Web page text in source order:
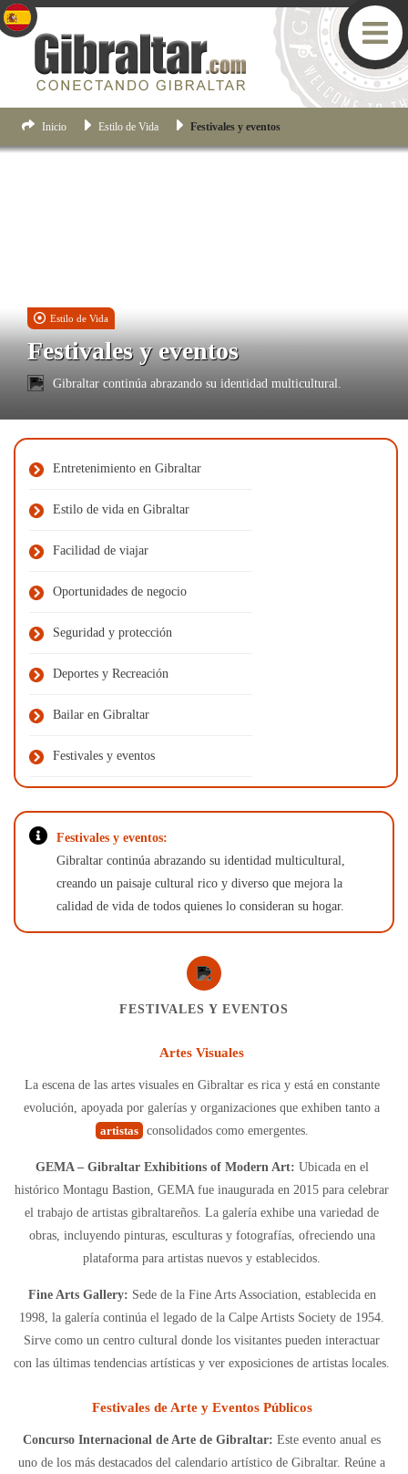
Inicio Estilo de Vida Festivales y eventos
Estilo de Vida
Festivales y eventos
Gibraltar continúa abrazando su identidad multicultural.
Entretenimiento en Gibraltar
Estilo de vida en Gibraltar
Facilidad de viajar
Oportunidades de negocio
Seguridad y protección
Deportes y Recreación
Bailar en Gibraltar
Festivales y eventos
Festivales y eventos:
Gibraltar continúa abrazando su identidad multicultural,
creando un paisaje cultural rico y diverso que mejora la
calidad de vida de todos quienes lo consideran su hogar.
FESTIVALES Y EVENTOS
Artes Visuales
La escena de las artes visuales en Gibraltar es rica y está en constante
evolución, apoyada por galerías y organizaciones que exhiben tanto a
artistas
consolidados como emergentes.
GEMA – Gibraltar Exhibitions of Modern Art: Ubicada en el
histórico Montagu Bastion, GEMA fue inaugurada en 2015 para celebrar
el trabajo de artistas gibraltareños. La galería exhibe una variedad de
obras, incluyendo pinturas, esculturas y fotografías, ofreciendo una
plataforma para artistas nuevos y establecidos.
Fine Arts Gallery: Sede de la Fine Arts Association, establecida en
1998, la galería continúa el legado de la Calpe Artists Society de 1954.
Sirve como un centro cultural donde los visitantes pueden interactuar
con las últimas tendencias artísticas y ver exposiciones de artistas locales.
Festivales de Arte y Eventos Públicos
Concurso Internacional de Arte de Gibraltar: Este evento anual es
uno de los más destacados del calendario artístico de Gibraltar. Reúne a